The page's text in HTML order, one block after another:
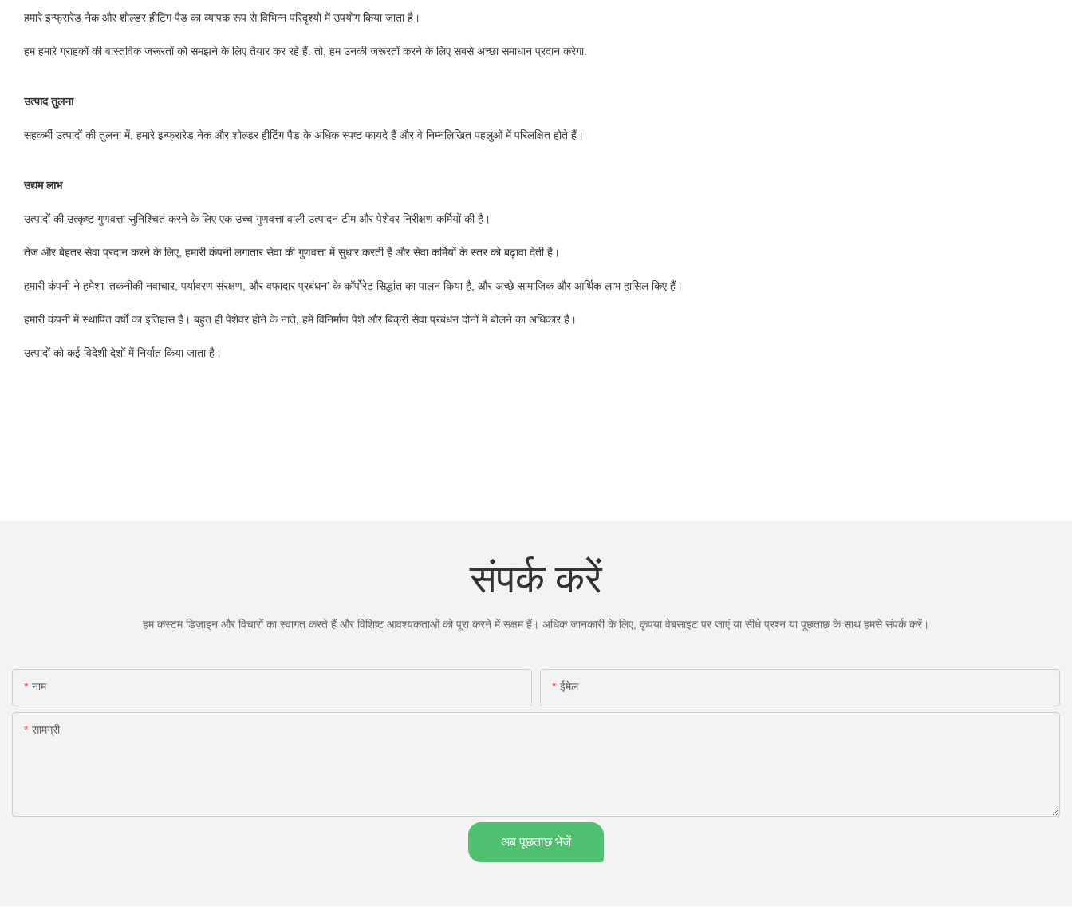
हमारे इन्फ्रारेड नेक और शोल्डर हीटिंग पैड का व्यापक रूप से विभिन्न परिदृश्यों में उपयोग किया जाता है।
हम हमारे ग्राहकों की वास्तविक जरूरतों को समझने के लिए तैयार कर रहे हैं. तो, हम उनकी जरूरतों करने के लिए सबसे अच्छा समाधान प्रदान करेगा.
उत्पाद तुलना
सहकर्मी उत्पादों की तुलना में, हमारे इन्फ्रारेड नेक और शोल्डर हीटिंग पैड के अधिक स्पष्ट फायदे हैं और वे निम्नलिखित पहलुओं में परिलक्षित होते हैं।
उद्यम लाभ
उत्पादों की उत्कृष्ट गुणवत्ता सुनिश्चित करने के लिए एक उच्च गुणवत्ता वाली उत्पादन टीम और पेशेवर निरीक्षण कर्मियों की है।
तेज और बेहतर सेवा प्रदान करने के लिए, हमारी कंपनी लगातार सेवा की गुणवत्ता में सुधार करती है और सेवा कर्मियों के स्तर को बढ़ावा देती है।
हमारी कंपनी ने हमेशा 'तकनीकी नवाचार, पर्यावरण संरक्षण, और वफादार प्रबंधन' के कॉर्पोरेट सिद्धांत का पालन किया है, और अच्छे सामाजिक और आर्थिक लाभ हासिल किए हैं।
हमारी कंपनी में स्थापित वर्षों का इतिहास है। बहुत ही पेशेवर होने के नाते, हमें विनिर्माण पेशे और बिक्री सेवा प्रबंधन दोनों में बोलने का अधिकार है।
उत्पादों को कई विदेशी देशों में निर्यात किया जाता है।
संपर्क करें
हम कस्टम डिज़ाइन और विचारों का स्वागत करते हैं और विशिष्ट आवश्यकताओं को पूरा करने में सक्षम हैं। अधिक जानकारी के लिए, कृपया वेबसाइट पर जाएं या सीधे प्रश्न या पूछताछ के साथ हमसे संपर्क करें।
नाम ईमेल
सामग्री
अब पूछताछ भेजें